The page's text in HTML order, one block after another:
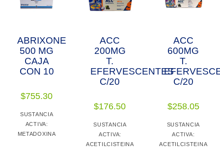
ABRIXONE
500 MG
CAJA
CON 10
$755.30
SUSTANCIA
ACTIVA:
METADOXINA
ACC
200MG
T.
EFERVESCENTES
C/20
$176.50
SUSTANCIA
ACTIVA:
ACETILCISTEINA
ACC
600MG
T.
C/20
$258.05
SUSTANCIA
ACTIVA:
ACETILCISTEINA